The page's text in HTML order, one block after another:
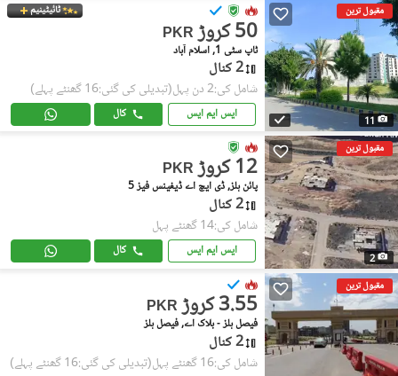
مقبول ترین
11
ٹائیٹینیم
PKR 50 کروڑ
ٹاپ سٹی 1, اسلام آباد
2 کنال
شامل کی:2 دن پہل (تبدیلی کی گئی:16 گھنٹے پہلے)
ایس ایم ایس کال
مقبول ترین
2
PKR 12 کروڑ
پائن ہلز, ڈی ایچ اے ڈیفینس فیز 5
2 کنال
شامل کی:14 گھنٹے پہل
ایس ایم ایس کال
مقبول ترین
PKR 3.55 کروڑ
فیصل ہلز - بلاک اے, فیصل ہلز
2 کنال
شامل کی:16 گھنٹے پہل (تبدیلی کی گئی:16 گھنٹے پہلے)